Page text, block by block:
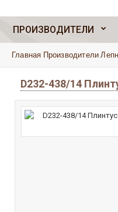
ПРОИЗВОДИТЕЛИ
Главная Производители
D232-438/14